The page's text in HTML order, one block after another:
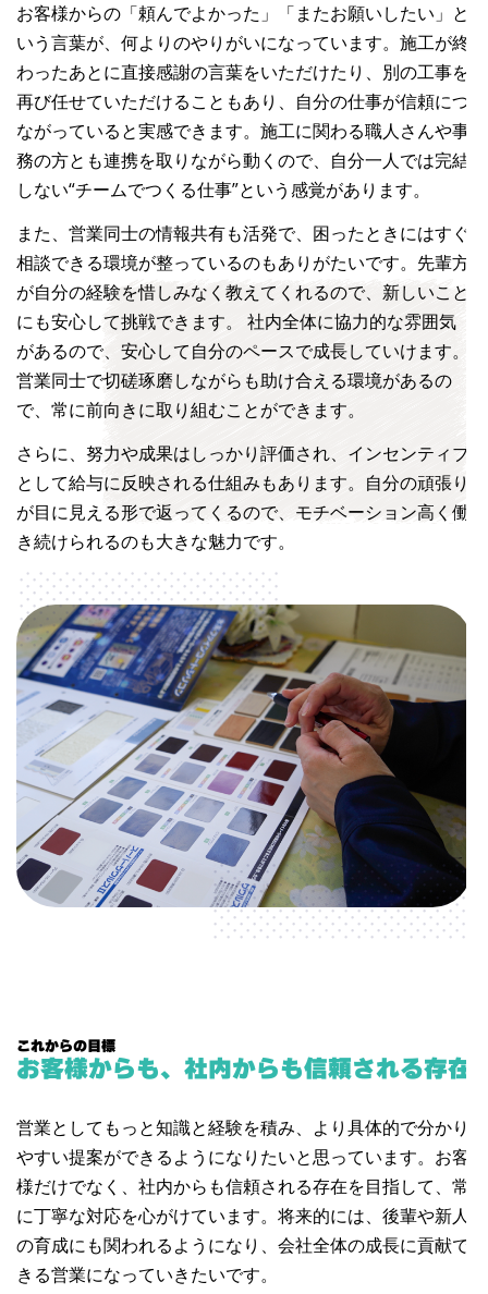
お客様からの「頼んでよかった」「またお願いしたい」と
いう言葉が、何よりのやりがいになっています。施工が終
わったあとに直接感謝の言葉をいただけたり、別の工事を
再び任せていただけることもあり、自分の仕事が信頼につ
ながっていると実感できます。施工に関わる職人さんや事
務の方とも連携を取りながら動くので、自分一人では完結
しない“チームでつくる仕事”という感覚があります。
また、営業同士の情報共有も活発で、困ったときにはすぐ
相談できる環境が整っているのもありがたいです。先輩方
が自分の経験を惜しみなく教えてくれるので、新しいこと
にも安心して挑戦できます。 社内全体に協力的な雰囲気
があるので、安心して自分のペースで成長していけます。
営業同士で切磋琢磨しながらも助け合える環境があるの
で、常に前向きに取り組むことができます。
さらに、努力や成果はしっかり評価され、インセンティブ
として給与に反映される仕組みもあります。自分の頑張り
が目に見える形で返ってくるので、モチベーション高く働
き続けられるのも大きな魅力です。
これからの目標
お客様からも、社内からも信頼される存在
営業としてもっと知識と経験を積み、より具体的で分かり
やすい提案ができるようになりたいと思っています。お客
様だけでなく、社内からも信頼される存在を目指して、常
に丁寧な対応を心がけています。将来的には、後輩や新人
の育成にも関われるようになり、会社全体の成長に貢献で
きる営業になっていきたいです。